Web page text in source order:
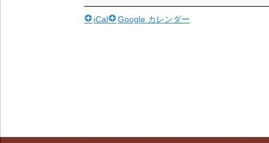
iCal Google カレンダー